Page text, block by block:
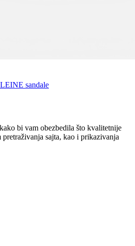
sandale
bi vam obezbedila što kvalitetnije
sajta, kao i prikazivanja